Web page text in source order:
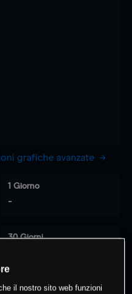
grafiche avanzate
1 Giorno
-
30 Giorni
il nostro sito web funzioni